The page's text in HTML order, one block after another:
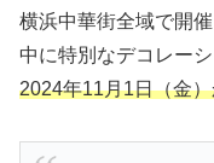
横浜中華街全域で開
中に特別なデコレー
2024年11月1日（金